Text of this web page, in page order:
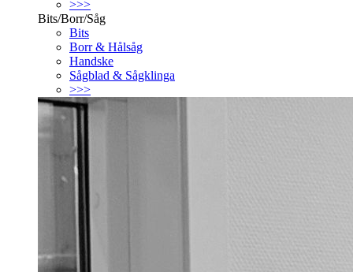
>>>
Bits/Borr/Såg
Bits
Borr & Hålsåg
Handske
Sågblad & Sågklinga
>>>